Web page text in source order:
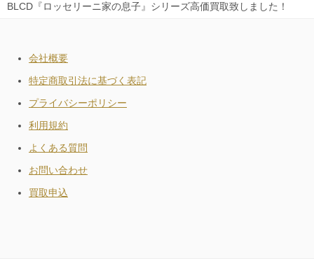
BLCD『ロッセリーニ家の息子』シリーズ高価買取致しました！
会社概要
特定商取引法に基づく表記
プライバシーポリシー
利用規約
よくある質問
お問い合わせ
買取申込